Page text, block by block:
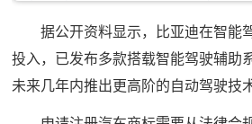
据公开资料显示，比亚迪在智能
投入，已发布多款搭载智能驾驶辅助
未来几年内推出更高阶的自动驾驶技